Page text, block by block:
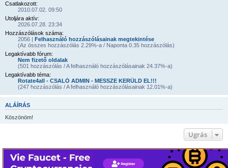
Csatlakozott:
2010.07.02. 09:50
Utoljára aktív:
2026.07.28. 23:34
Hozzászólások száma:
2056 | Felhasználó hozzászólásainak megtekintése
(Az összes hozzászólás 2.29%-a / Naponta 0.35 hozzászólás)
Legaktívabb fórum:
Nem fizető oldalak
(501 hozzászólás / A felhasználó hozzászólásainak 24.37%-a)
Legaktívabb téma:
Rotate4all - CSALÓ ADMIN - MESSZE KERÜLD EL!!!
(247 hozzászólás / A felhasználó hozzászólásainak 12.01%-a)
ALÁÍRÁS
Köszönöm!
Ugrás